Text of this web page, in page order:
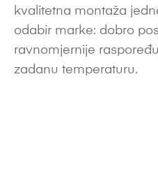
kvalitetna montaža
odabir marke: dobro
ravnomjernije
zadanu temperaturu.